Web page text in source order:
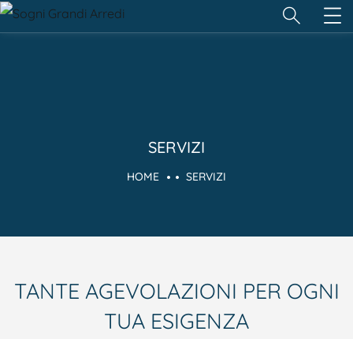
SERVIZI
HOME SERVIZI
TANTE AGEVOLAZIONI PER OGNI
TUA ESIGENZA